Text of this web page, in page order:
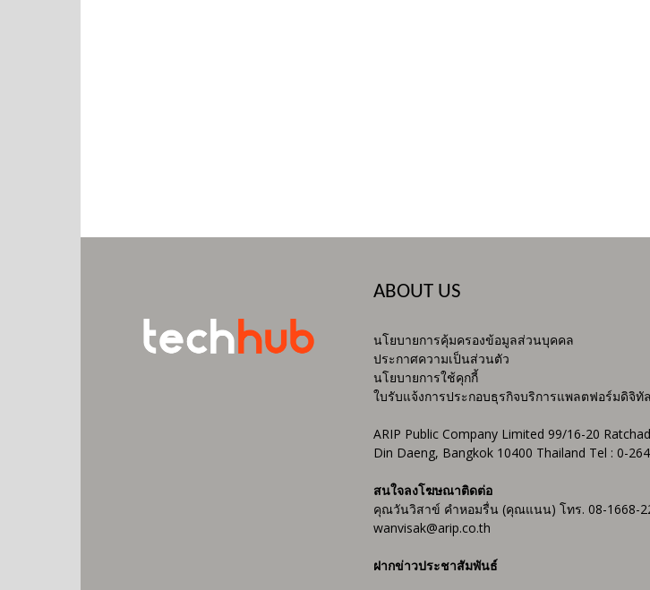
ABOUT US
นโยบายการคุ้มครองข้อมูลส่วนบุคคล
ประกาศความเป็นส่วนตัว
นโยบายการใช้คุกกี้
ใบรับแจ้งการประกอบธุรกิจบริการแพลตฟอร์มดิจิทัล
ARIP Public Company Limited 99/16-20
Din Daeng, Bangkok 10400 Thailand Tel : 0-
สนใจลงโฆษณาติดต่อ
คุณวันวิสาข์ คำหอมรื่น (คุณแนน) โทร. 08-1668-
wanvisak@arip.co.th
ฝากข่าวประชาสัมพันธ์